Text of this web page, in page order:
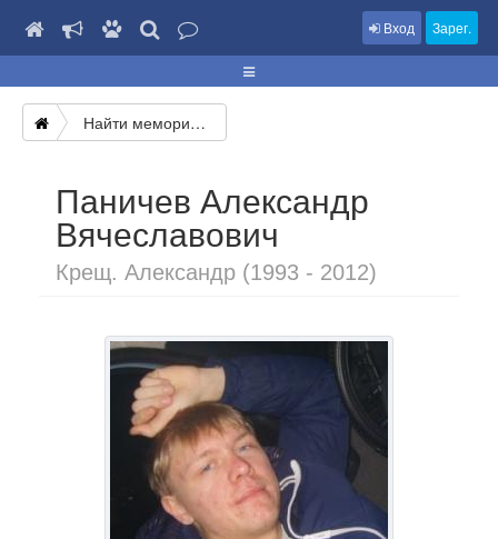
Вход Зарег.
Найти мемориал
Паничев Александр
Вячеславович
Крещ. Александр (1993 - 2012)